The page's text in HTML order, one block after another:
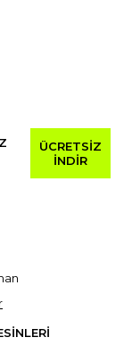
ÜCRETSİZ
İNDİR